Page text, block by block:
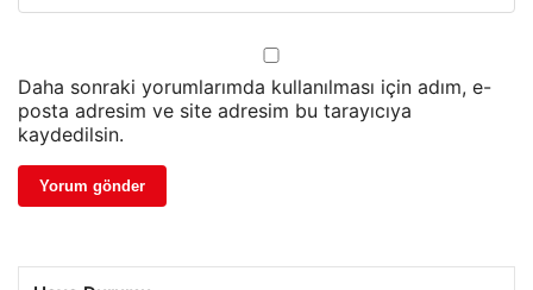
Daha sonraki yorumlarımda kullanılması için adım, e-
posta adresim ve site adresim bu tarayıcıya
kaydedilsin.